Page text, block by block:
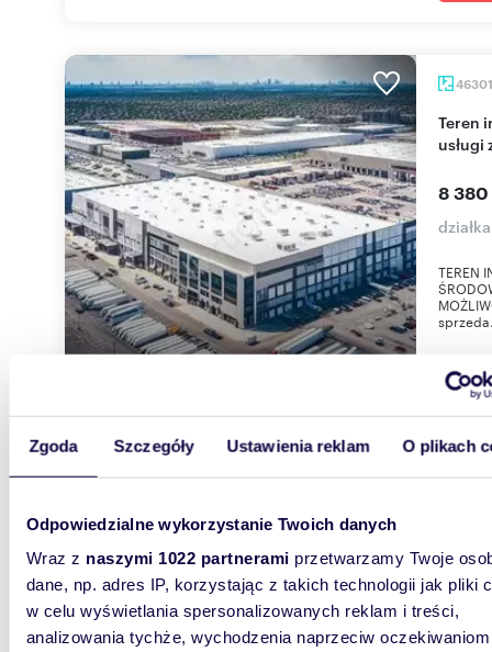
Zgoda Szczegóły Ustawienia reklam O plikach
Odpowiedzialne wykorzystanie Twoich danych
Wraz z naszymi 1022 partnerami przetwarzamy Twoje
dane, np. adres IP, korzystając z takich technologii jak pliki
w celu wyświetlania spersonalizowanych reklam i treści,
analizowania tychże, wychodzenia naprzeciw oczekiwaniom
Teren inwestycyjny z decyzją na magazyny i
usługi
8 380
TEREN
2 792